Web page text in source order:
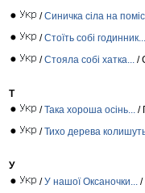
/Синичка сіла на
/Стоїть собі годинник...
/Стояла собі хатка... /
Т
/Така хороша осінь... /
/Тихо дерева
У
/У нашої Оксаночки... /